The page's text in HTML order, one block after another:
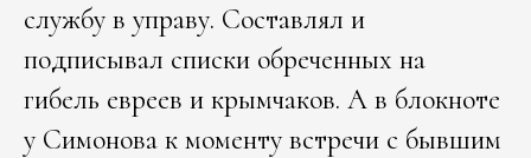
службу в управу. Составлял и
подписывал списки обреченных на
гибель евреев и крымчаков. А в блокноте
у Симонова к моменту встречи с бывшим